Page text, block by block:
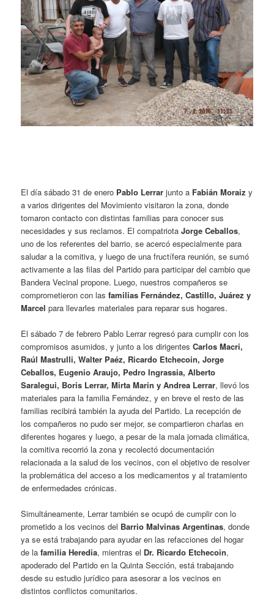
El día sábado 31 de enero Pablo Lerrar junto a Fabián Moraiz y
a varios dirigentes del Movimiento visitaron la zona, donde
tomaron contacto con distintas familias para conocer sus
necesidades y sus reclamos. El compatriotaJorge Ceballos,
uno de los referentes del barrio, se acercó especialmente para
saludar a la comitiva, y luego de una fructífera reunión, se sumó
activamente a las filas del Partido para participar del cambio que
Bandera Vecinal propone. Luego, nuestros compañeros se
comprometieron con lasfamilias Fernández, Castillo, Juárez y
Marcel para llevarles materiales para reparar sus hogares.
El sábado 7 de febrero Pablo Lerrar regresó para cumplir con los
compromisos asumidos, y junto a los dirigentesCarlos Macri,
Raúl Mastrulli, Walter Paéz, Ricardo Etchecoin, Jorge
Ceballos, Eugenio Araujo, Pedro Ingrassia, Alberto
Saralegui, Boris Lerrar, Mirta Marín y Andrea Lerrar, llevó los
materiales para la familia Fernández, y en breve el resto de las
familias recibirá también la ayuda del Partido. La recepción de
los compañeros no pudo ser mejor, se compartieron charlas en
diferentes hogares y luego, a pesar de la mala jornada climática,
la comitiva recorrió la zona y recolectó documentación
relacionada a la salud de los vecinos, con el objetivo de resolver
la problemática del acceso a los medicamentos y al tratamiento
de enfermedades crónicas.
Simultáneamente, Lerrar también se ocupó de cumplir con lo
prometido a los vecinos del Barrio Malvinas Argentinas, donde
ya se está trabajando para ayudar en las refacciones del hogar
de lafamilia Heredia, mientras el Dr. Ricardo Etchecoin,
apoderado del Partido en la Quinta Sección, está trabajando
desde su estudio jurídico para asesorar a los vecinos en
distintos conflictos comunitarios.